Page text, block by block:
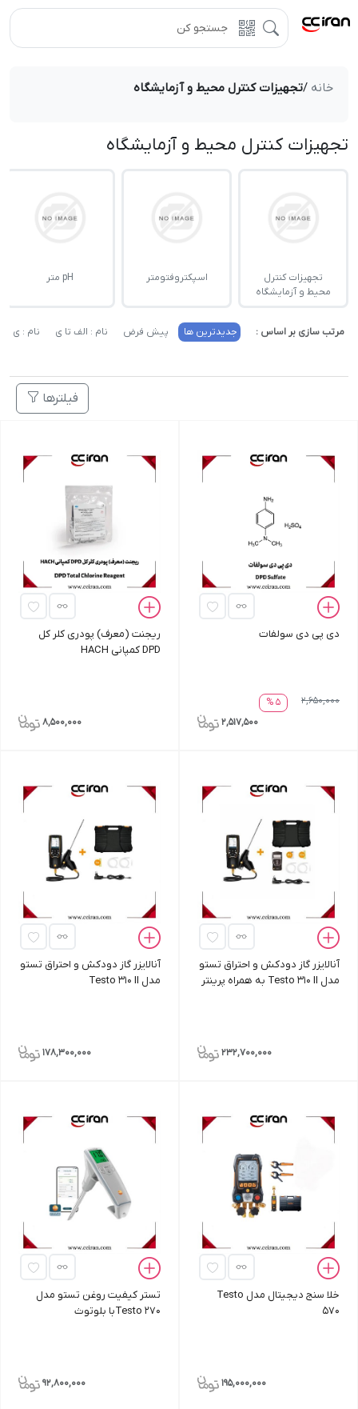
خانه /تجهیزات کنترل محیط و آزمایشگاه
تجهیزات کنترل محیط و آزمایشگاه
تجهیزات کنترل
محیط و آزمایشگاه
اسپکتروفتومتر pH متر
مرتب سازی بر اساس : جدیدترین ها پیش فرض نام : الف تا ی نام : ی
فیلترها
دی پی دی سولفات
5 %
2,650,000
2,517,500
ریجنت (معرف) پودری کلر کل
DPD کمپانی HACH
8,500,000
آنالایزر گاز دودکش و احتراق تستو
مدل Testo 310 II به همراه پرینتر
232,700,000
آنالایزر گاز دودکش و احتراق تستو
مدل Testo 310 II
178,300,000
خلا سنج دیجیتال مدل Testo
570
195,000,000
تستر کیفیت روغن تستو مدل
Testo 270با بلوتوث
92,800,000